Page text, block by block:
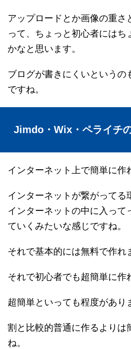
アップロードとか画像の重さ
って、ちょっと初心者にはち
かなと思います。
ブログが書きにくいというの
ですね。
Jimdo・Wix・ペライチ
インターネット上で簡単に作
インターネットが繋がってる
インターネットの中に入って
ていくみたいな感じですね。
それで基本的には無料で作れ
それで初心者でも超簡単に作
超簡単といっても程度があり
割と比較的普通に作るよりは
ね。